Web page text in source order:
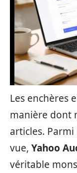
Les enchères
manière dont
articles.
vue, Yahoo
véritable